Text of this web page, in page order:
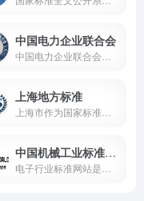
中国电力企业联合会
上海地方标准
中国机械工业标准服务网